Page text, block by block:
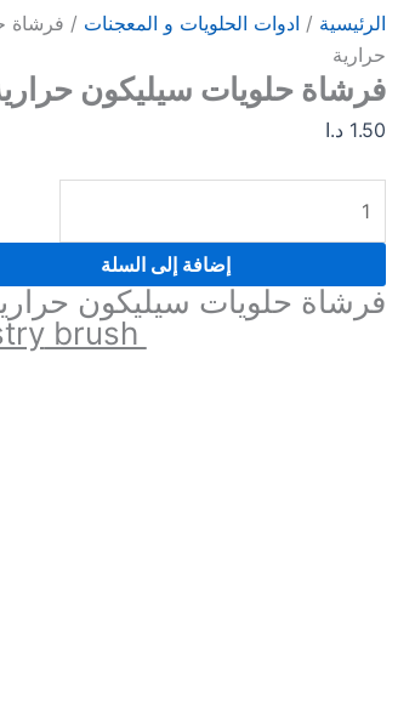
الرئيسية / ادوات الحلويات و المعجنات / فرشاة
حرارية
فرشاة حلويات سيليكون
1.50 د.ا
حرارية
إضافة إلى السلة
فرشاة حلويات سيليكون
brush